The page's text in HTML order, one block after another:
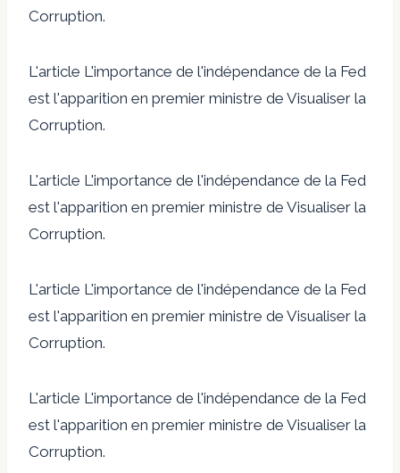
Corruption.
L'article L'importance de l'indépendance de la Fed
est l'apparition en premier ministre de Visualiser la
Corruption.
L'article L'importance de l'indépendance de la Fed
est l'apparition en premier ministre de Visualiser la
Corruption.
L'article L'importance de l'indépendance de la Fed
est l'apparition en premier ministre de Visualiser la
Corruption.
L'article L'importance de l'indépendance de la Fed
est l'apparition en premier ministre de Visualiser la
Corruption.